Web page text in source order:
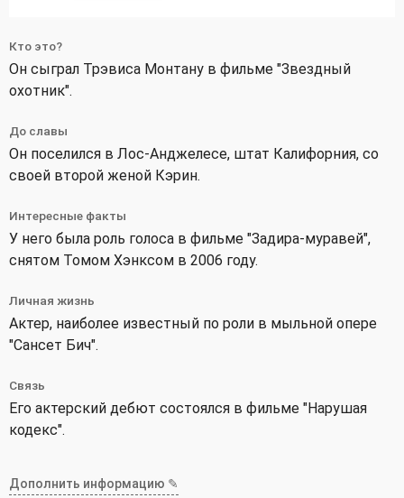
Кто это?
Он сыграл Трэвиса Монтану в фильме "Звездный
охотник".
До славы
Он поселился в Лос-Анджелесе, штат Калифорния, со
своей второй женой Кэрин.
Интересные факты
У него была роль голоса в фильме "Задира-муравей",
снятом Томом Хэнксом в 2006 году.
Личная жизнь
Актер, наиболее известный по роли в мыльной опере
"Сансет Бич".
Связь
Его актерский дебют состоялся в фильме "Нарушая
кодекс".
Дополнить информацию ✎